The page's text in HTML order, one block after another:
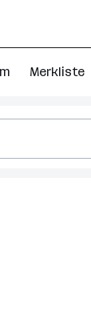
Merkliste